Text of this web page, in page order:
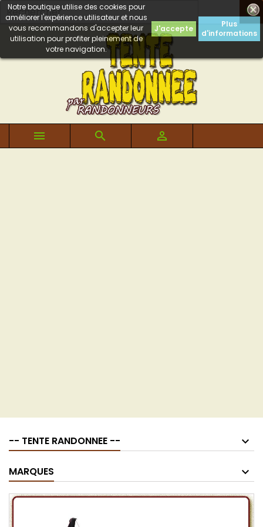

Notre boutique utilise des cookies pour
améliorer l'expérience utilisateur et nous
vous recommandons d'accepter leur
utilisation pour profiter pleinement de
votre navigation.
J'accepte
Plus
d'informations
  
-- TENTE RANDONNEE --
MARQUES